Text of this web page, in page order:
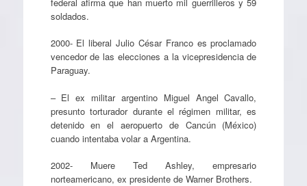
soldados.
2000- El liberal Julio César Franco es proclamado
vencedor de las elecciones a la vicepresidencia de
Paraguay.
– El ex militar argentino Miguel Angel Cavallo,
presunto torturador durante el régimen militar, es
detenido en el aeropuerto de Cancún (México)
cuando intentaba volar a Argentina.
2002- Muere Ted Ashley, empresario
norteamericano, ex presidente de Warner Brothers.